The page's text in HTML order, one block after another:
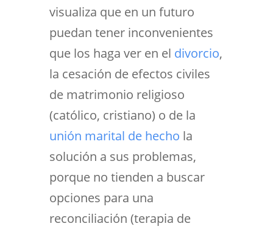
visualiza que en un futuro
puedan tener inconvenientes
que los haga ver en el divorcio,
la cesación de efectos civiles
de matrimonio religioso
(católico, cristiano) o de la
unión marital de hecho la
solución a sus problemas,
porque no tienden a buscar
opciones para una
reconciliación (terapia de